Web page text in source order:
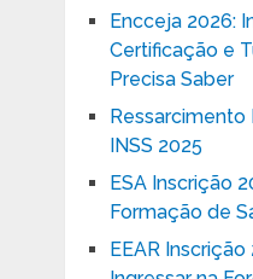
Encceja 2026:
Certificação e
Precisa Saber
INSS 2025
ESA Inscrição
Formação de
EEAR